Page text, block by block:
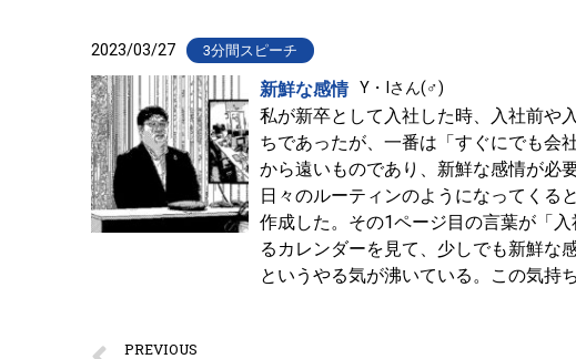
2023/03/27 3分間スピーチ
新鮮な感情 Y・Iさん(♂)
私が新卒として入社した時、入社前や
ちであったが、一番は「すぐにでも会
から遠いものであり、新鮮な感情が必
日々のルーティンのようになってくる
作成した。その1ページ目の言葉が「
るカレンダーを見て、少しでも新鮮な
というやる気が沸いている。この気持
PREVIOUS